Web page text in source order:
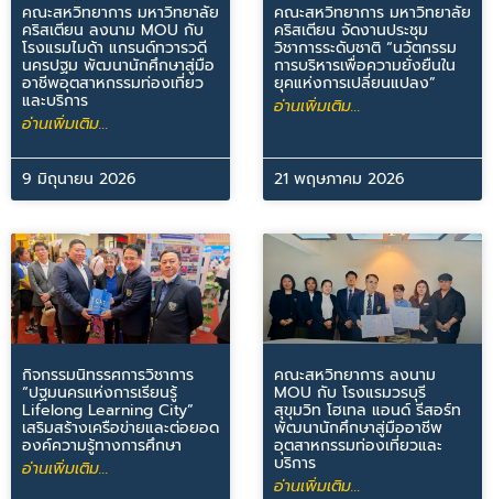
คณะสหวิทยาการ มหาวิทยาลัย
คริสเตียน ลงนาม MOU กับ
โรงแรมไมด้า แกรนด์ทวารวดี
นครปฐม พัฒนานักศึกษาสู่มือ
อาชีพอุตสาหกรรมท่องเที่ยว
และบริการ
อ่านเพิ่มเติม...
9 มิถุนายน 2026
คณะสหวิทยาการ มหาวิทยาลัย
คริสเตียน จัดงานประชุม
วิชาการระดับชาติ “นวัตกรรม
การบริหารเพื่อความยั่งยืนใน
ยุคแห่งการเปลี่ยนแปลง”
อ่านเพิ่มเติม...
21 พฤษภาคม 2026
กิจกรรมนิทรรศการวิชาการ
“ปฐมนครแห่งการเรียนรู้
Lifelong Learning City”
เสริมสร้างเครือข่ายและต่อยอด
องค์ความรู้ทางการศึกษา
อ่านเพิ่มเติม...
คณะสหวิทยาการ ลงนาม
MOU กับ โรงแรมวรบุรี
สุขุมวิท โฮเทล แอนด์ รีสอร์ท
พัฒนานักศึกษาสู่มืออาชีพ
อุตสาหกรรมท่องเที่ยวและ
บริการ
อ่านเพิ่มเติม...